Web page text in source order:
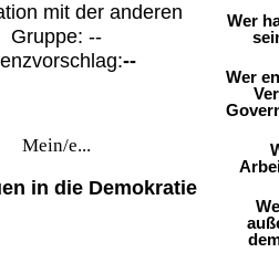
mit der anderen
Gruppe: --
--
Mein/e...
in die Demokratie
Wer
Wer